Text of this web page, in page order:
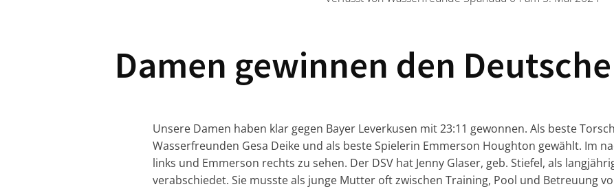
Damen gewinnen den
Unsere Damen haben klar gegen Bayer Leverkusen mit 23:11 gewonnen. Als beste
Wasserfreunden Gesa Deike und als beste Spielerin Emmerson Houghton gewählt. Im
links und Emmerson rechts zu sehen. Der DSV hat Jenny Glaser, geb. Stiefel, als
verabschiedet. Sie musste als junge Mutter oft zwischen Training, Pool und Betreuung